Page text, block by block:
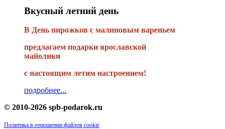
Вкусный летний день
В День пирожков с малиновым вареньем
предлагаем подарки ярославской
майолики
с настоящим летим настроением!
подробнее...
© 2010-2026 spb-podarok.ru
Политика в отношении файлов cookie